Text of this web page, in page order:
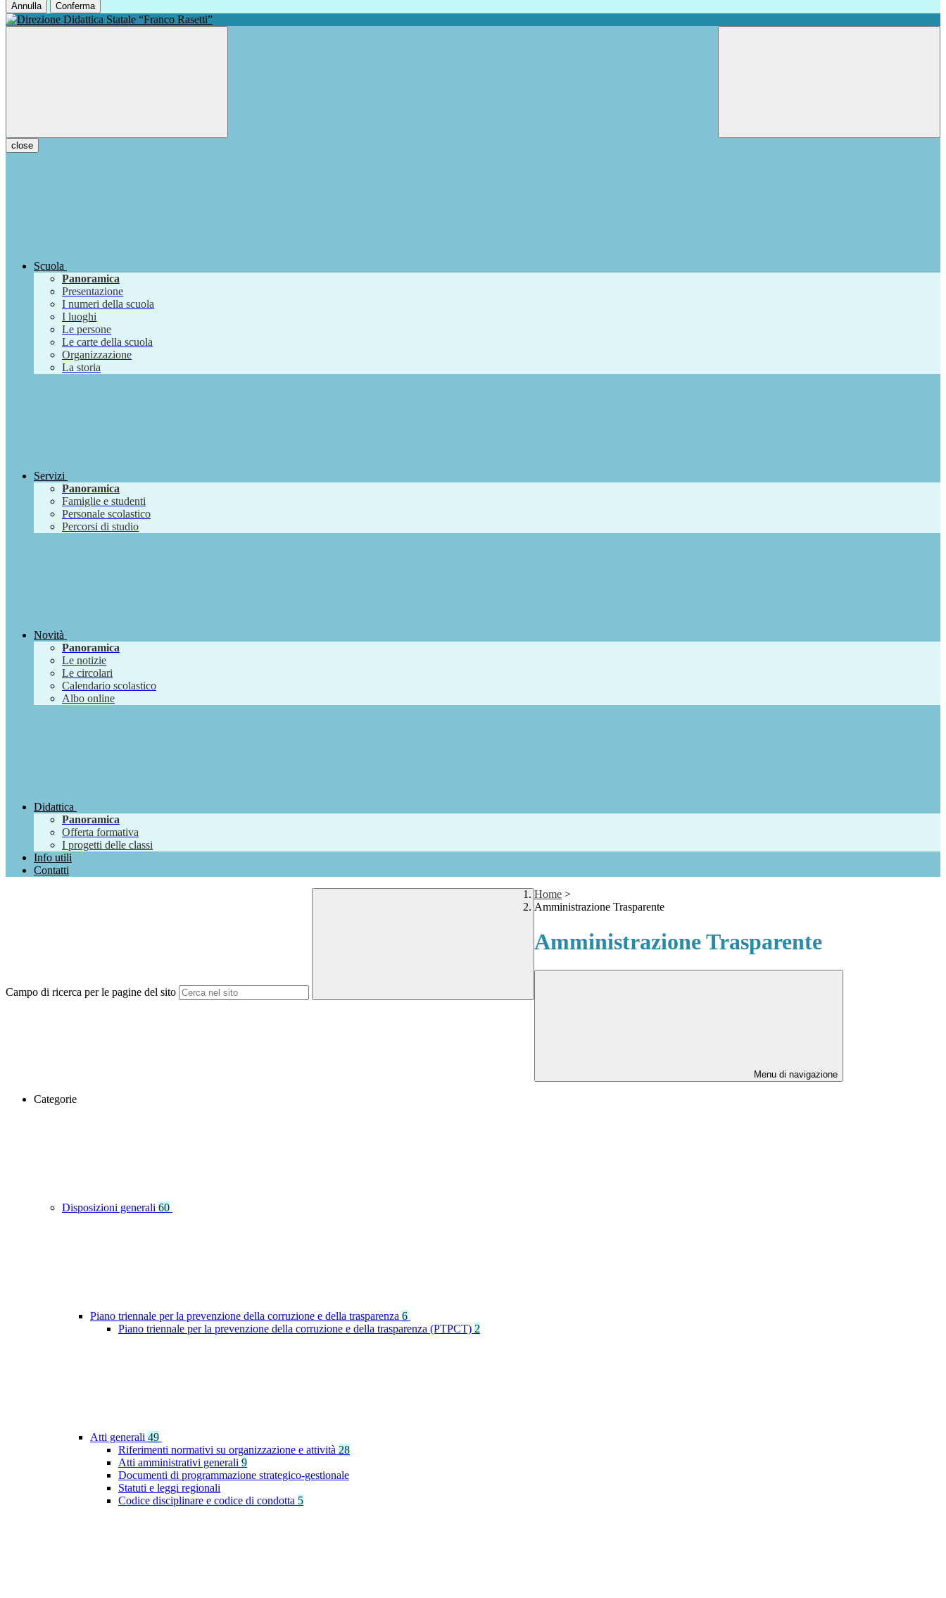
Annulla Conferma
close
Scuola
Panoramica
Presentazione
I numeri della scuola
I luoghi
Le persone
Le carte della scuola
Organizzazione
La storia
Servizi
Panoramica
Famiglie e studenti
Personale scolastico
Percorsi di studio
Novità
Panoramica
Le notizie
Le circolari
Calendario scolastico
Albo online
Didattica
Panoramica
Offerta formativa
I progetti delle classi
Info utili
Contatti
Campo di ricerca per le pagine del sito
Home >
Amministrazione Trasparente
Amministrazione Trasparente
Menu di navigazione
Categorie
Disposizioni generali 60
Piano triennale per la prevenzione della corruzione e della trasparenza 6
Piano triennale per la prevenzione della corruzione e della trasparenza (PTPCT) 2
Atti generali 49
Riferimenti normativi su organizzazione e attività 28
Atti amministrativi generali 9
Documenti di programmazione strategico-gestionale
Statuti e leggi regionali
Codice disciplinare e codice di condotta 5